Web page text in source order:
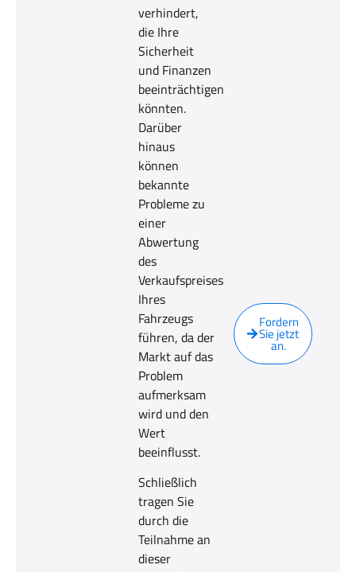
verhindert,
die Ihre
Sicherheit
und Finanzen
beeinträchtigen
könnten.
Darüber
hinaus
können
bekannte
Probleme zu
einer
Abwertung
des
Verkaufspreises
Ihres
Fahrzeugs
führen, da der
Markt auf das
Problem
aufmerksam
wird und den
Wert
beeinflusst.
Schließlich
tragen Sie
durch die
Teilnahme an
dieser
Fordern
Sie jetzt
an.